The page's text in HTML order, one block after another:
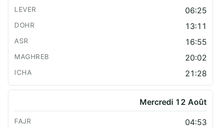
06:25
13:11
16:55
20:02
21:28
Mercredi 12 Août
04:53